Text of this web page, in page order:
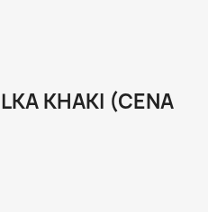
KHAKI (CENA